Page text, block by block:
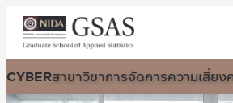
CYBERสาขาวิชาการจัดการความเสี่ย